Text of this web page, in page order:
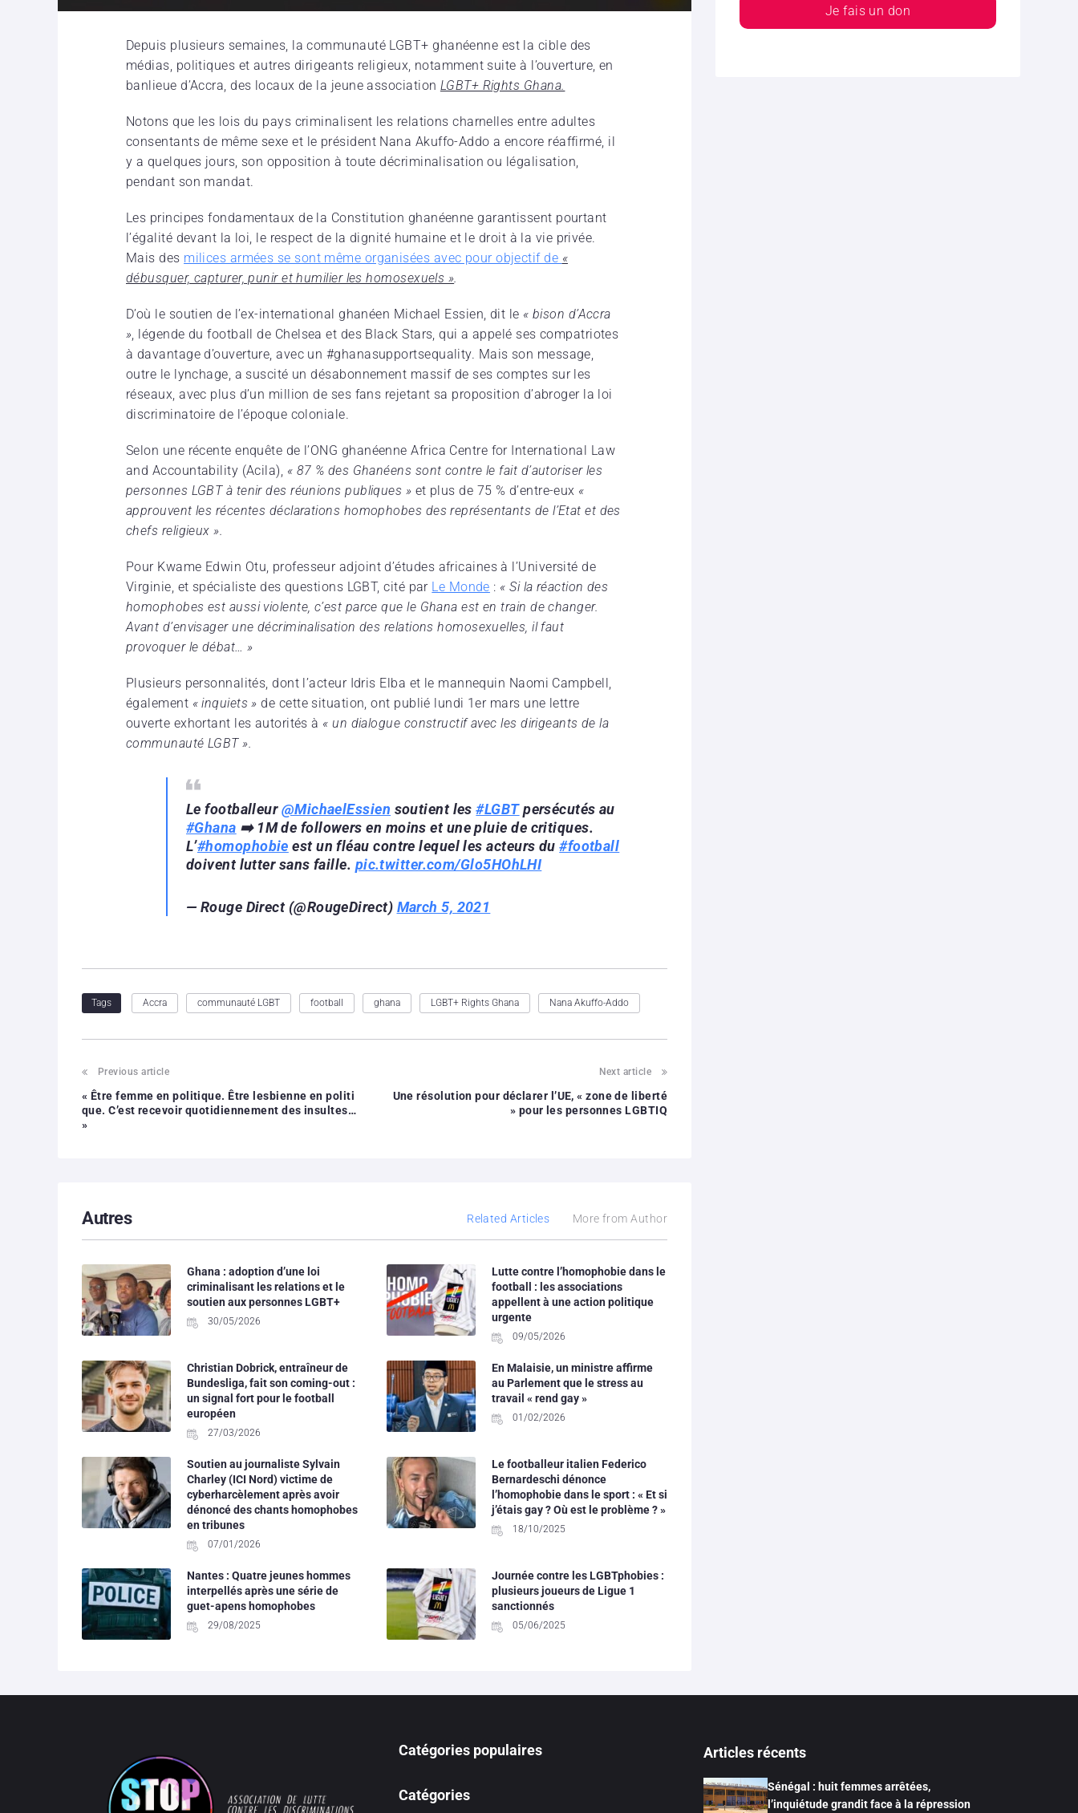
Depuis plusieurs semaines, la communauté LGBT+ ghanéenne est la cible des
médias, politiques et autres dirigeants religieux, notamment suite à l’ouverture, en
banlieue d’Accra, des locaux de la jeune association LGBT+ Rights Ghana.
Notons que les lois du pays criminalisent les relations charnelles entre adultes
consentants de même sexe et le président Nana Akuffo-Addo a encore réaffirmé, il
y a quelques jours, son opposition à toute décriminalisation ou légalisation,
pendant son mandat.
Les principes fondamentaux de la Constitution ghanéenne garantissent pourtant
l’égalité devant la loi, le respect de la dignité humaine et le droit à la vie privée.
Mais des milices armées se sont même organisées avec pour objectif de «
débusquer, capturer, punir et humilier les homosexuels ».
D’où le soutien de l’ex-international ghanéen Michael Essien, dit le « bison d’Accra
» , légende du football de Chelsea et des Black Stars, qui a appelé ses compatriotes
à davantage d’ouverture, avec un #ghanasupportsequality. Mais son message,
outre le lynchage, a suscité un désabonnement massif de ses comptes sur les
réseaux, avec plus d’un million de ses fans rejetant sa proposition d’abroger la loi
discriminatoire de l’époque coloniale.
Selon une récente enquête de l’ONG ghanéenne Africa Centre for International Law
and Accountability (Acila), « 87 % des Ghanéens sont contre le fait d’autoriser les
personnes LGBT à tenir des réunions publiques » et plus de 75 % d’entre-eux «
approuvent les récentes déclarations homophobes des représentants de l’Etat et des
chefs religieux ».
Pour Kwame Edwin Otu, professeur adjoint d’études africaines à l’Université de
Virginie, et spécialiste des questions LGBT, cité par Le Monde : « Si la réaction des
homophobes est aussi violente, c’est parce que le Ghana est en train de changer.
Avant d’envisager une décriminalisation des relations homosexuelles, il faut
provoquer le débat… »
Plusieurs personnalités, dont l’acteur Idris Elba et le mannequin Naomi Campbell,
également « inquiets » de cette situation, ont publié lundi 1er mars une lettre
ouverte exhortant les autorités à « un dialogue constructif avec les dirigeants de la
communauté LGBT ».
Le footballeur@MichaelEssien soutient les#LGBTpersécutés au
#Ghana ➡️ 1M de followers en moins et une pluie de critiques.
L’#homophobie est un fléau contre lequel les acteurs du#football
doivent lutter sans faille. pic.twitter.com/Glo5HOhLHI
— Rouge Direct (@RougeDirect) March 5, 2021
Tags Accra communauté LGBT football ghana LGBT+ Rights Ghana Nana Akuffo-Addo
Previous article
« Être femme en politique. Être lesbienne en politi
que. C’est recevoir quotidiennement des insultes…
»
Next article
Une résolution pour déclarer l’UE, « zone de liberté
» pour les personnes LGBTIQ
Autres Related Articles More from Author
Ghana : adoption d’une loi
criminalisant les relations et le
soutien aux personnes LGBT+
30/05/2026
Lutte contre l’homophobie dans le
football : les associations
appellent à une action politique
urgente
09/05/2026
Christian Dobrick, entraîneur de
Bundesliga, fait son coming-out :
un signal fort pour le football
européen
27/03/2026
En Malaisie, un ministre affirme
au Parlement que le stress au
travail « rend gay »
01/02/2026
Soutien au journaliste Sylvain
Charley (ICI Nord) victime de
cyberharcèlement après avoir
dénoncé des chants homophobes
en tribunes
07/01/2026
Le footballeur italien Federico
Bernardeschi dénonce
l’homophobie dans le sport : « Et si
j’étais gay ? Où est le problème ? »
18/10/2025
Nantes : Quatre jeunes hommes
interpellés après une série de
guet-apens homophobes
29/08/2025
Journée contre les LGBTphobies :
plusieurs joueurs de Ligue 1
sanctionnés
05/06/2025
Je fais un don
Catégories populaires
Catégories
Articles récents
Sénégal : huit femmes arrêtées,
l’inquiétude grandit face à la répression